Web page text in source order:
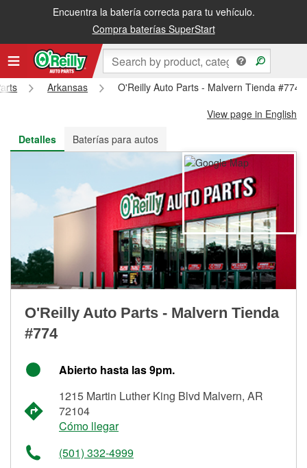
Encuentra la batería correcta para tu vehículo.
Compra baterías SuperStart
Recibe tu orden gratis al día siguiente o recógela en la tienda
Arkansas
O'Reilly Auto Parts - Malvern Tienda #774
View page in English
Detalles
Baterías para autos
O'Reilly Auto Parts - Malvern Tienda
#774
Abierto hasta las 9pm.
1215 Martin Luther King Blvd Malvern, AR
72104
Cómo llegar
(501) 332-4999